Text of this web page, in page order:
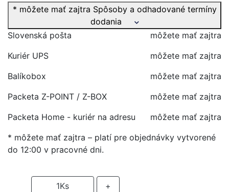
* môžete mať zajtra Spôsoby a odhadované termíny
dodania
Slovenská pošta
môžete mať zajtra
Kuriér UPS
môžete mať zajtra
Balíkobox
môžete mať zajtra
Packeta Z-POINT / Z-BOX
môžete mať zajtra
Packeta Home - kuriér na adresu
môžete mať zajtra
* môžete mať zajtra – platí pre objednávky vytvorené
do 12:00 v pracovné dni.
1Ks +